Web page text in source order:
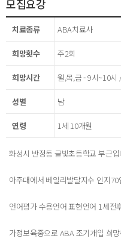
모집요강
치료종류 ABA치료사
희망횟수 주2회
희망시간 월,목,금 - 9시~10시
성별 남
연령 1세 10개월
화성시 반정동 글빛초등학교 부근
아주대에서 베일리발달지수 인지
언어평가 수용언어 표현언어 1세전
가정보육중으로 ABA 조기개입 희